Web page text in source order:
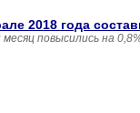
2018 года
повысились на